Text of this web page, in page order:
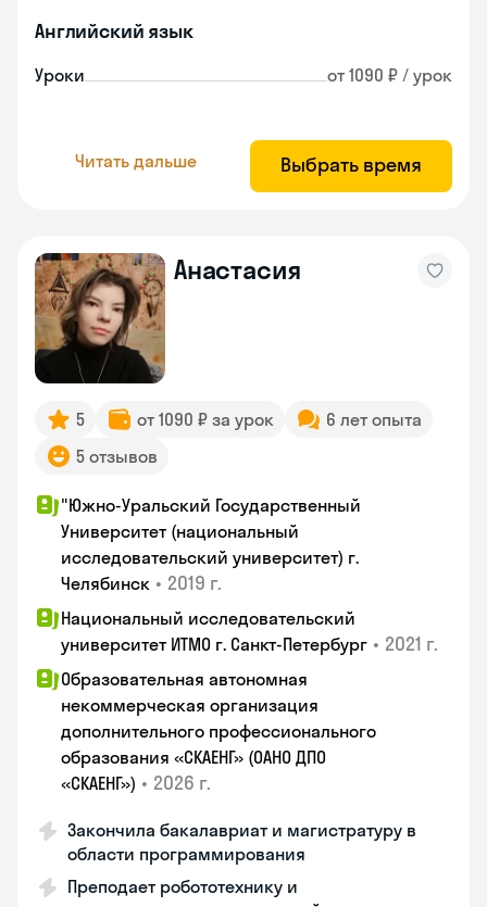
Английский язык
Уроки от 1090 ₽ / урок
Читать дальше Выбрать время
Анастасия
5 от 1090 ₽ за урок
6 лет опыта
5 отзывов
"Южно-Уральский Государственный
Университет (национальный
исследовательский университет) г.
Челябинск • 2019 г.
Национальный исследовательский
университет ИТМО г. Санкт-Петербург • 2021 г.
Образовательная автономная
некоммерческая организация
дополнительного профессионального
образования «СКАЕНГ» (ОАНО ДПО
«СКАЕНГ») • 2026 г.
Закончила бакалавриат и магистратуру в
области программирования
Преподает робототехнику и